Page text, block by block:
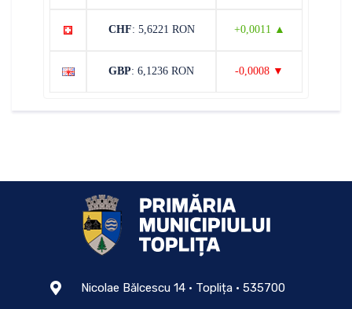
CHF: 5,6221 RON +0,0011 ▲
GBP: 6,1236 RON -0,0008 ▼
Nicolae Bălcescu 14 • Toplița • 535700